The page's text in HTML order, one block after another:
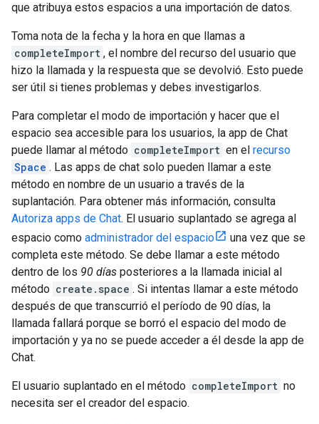
que atribuya estos espacios a una importación de datos.
Toma nota de la fecha y la hora en que llamas a
completeImport , el nombre del recurso del usuario que
hizo la llamada y la respuesta que se devolvió. Esto puede
ser útil si tienes problemas y debes investigarlos.
Para completar el modo de importación y hacer que el
espacio sea accesible para los usuarios, la app de Chat
puede llamar al método completeImport en el recurso
Space . Las apps de chat solo pueden llamar a este
método en nombre de un usuario a través de la
suplantación. Para obtener más información, consulta
Autoriza apps de Chat. El usuario suplantado se agrega al
espacio como administrador del espacio
una vez que se
completa este método. Se debe llamar a este método
dentro de los 90 días posteriores a la llamada inicial al
método create.space . Si intentas llamar a este método
después de que transcurrió el período de 90 días, la
llamada fallará porque se borró el espacio del modo de
importación y ya no se puede acceder a él desde la app de
Chat.
El usuario suplantado en el método completeImport no
necesita ser el creador del espacio.